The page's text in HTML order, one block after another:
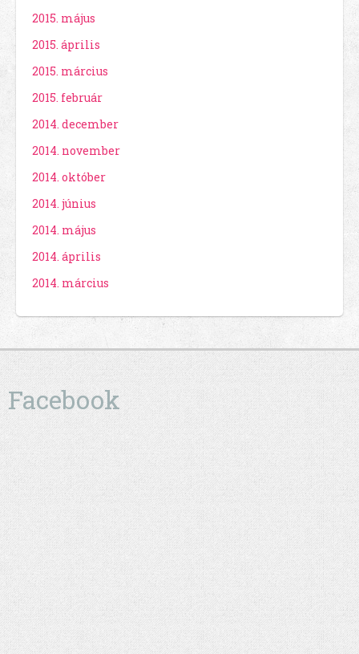
2015. május
2015. április
2015. március
2015. február
2014. december
2014. november
2014. október
2014. június
2014. május
2014. április
2014. március
Facebook